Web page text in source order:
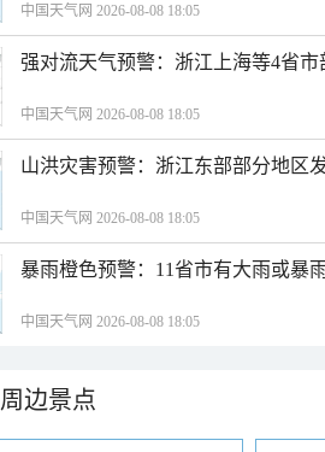
中国天气网 2026-08-08 18:05
强对流天气预警：浙江上海等4省
中国天气网 2026-08-08 18:05
山洪灾害预警：浙江东部部分地区
中国天气网 2026-08-08 18:05
暴雨橙色预警：11省市有大雨或暴
中国天气网 2026-08-08 18:05
周边景点